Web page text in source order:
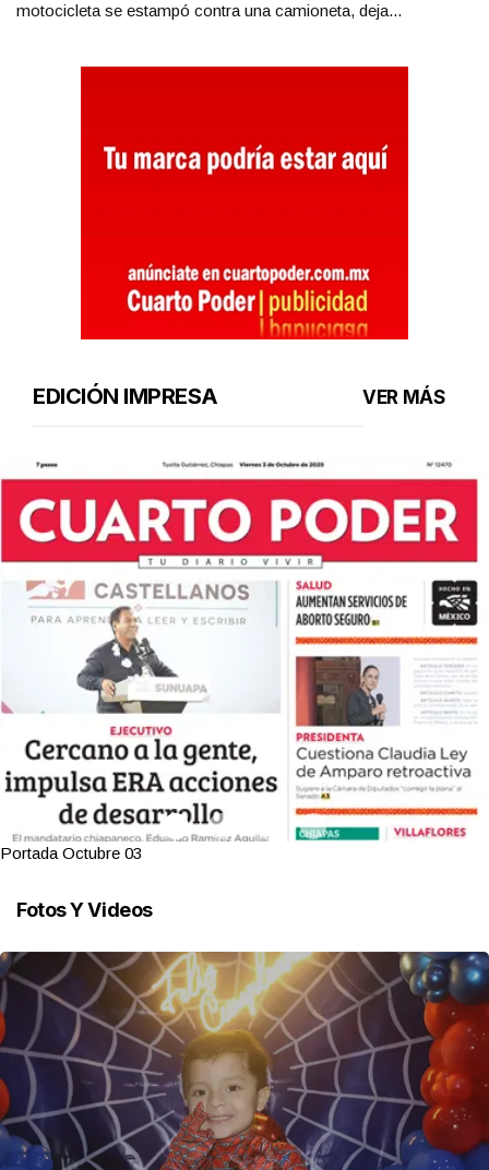
motocicleta se estampó contra una camioneta, deja...
EDICIÓN IMPRESA VER MÁS
Portada Octubre 03
Fotos Y Videos